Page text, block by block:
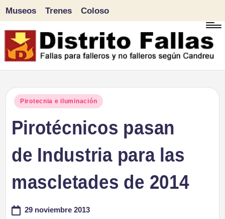
Saltar
al
Museos Trenes Coloso
Publicado
Pirotecnia e iluminación
Pirotécnicos pasan
de Industria para las
mascletades de 2014
29 noviembre 2013